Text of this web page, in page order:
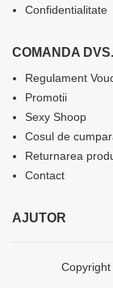
Confidentialitate
COMANDA DVS.
Regulament
Promotii
Sexy Shoop
Cosul de
Returnarea
Contact
AJUTOR